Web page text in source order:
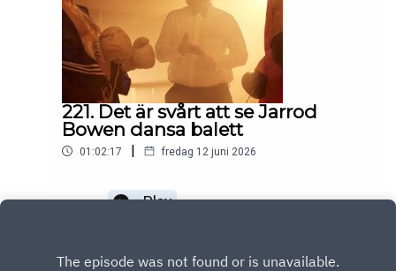
221. Det är svårt att se Jarrod
Bowen dansa balett
01:02:17 | fredag 12 juni 2026
Play